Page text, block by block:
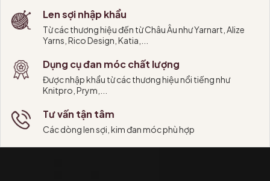
Len sợi nhập khẩu
Từ các thương hiệu đến từ Châu Âu như Yarnart, Alize
Yarns, Rico Design, Katia,...
Dụng cụ đan móc chất lượng
Được nhập khẩu từ các thương hiệu nổi tiếng như
Knitpro, Prym,...
Tư vấn tận tâm
Các dòng len sợi, kim đan móc phù hợp